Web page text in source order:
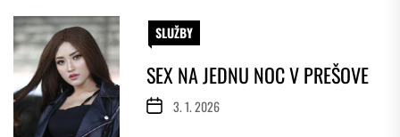
SLUŽBY
SEX NA JEDNU NOC V PREŠOVE
3. 1. 2026